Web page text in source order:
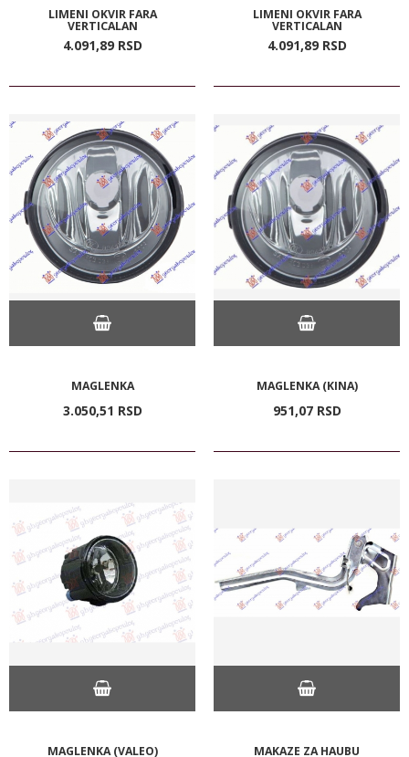
LIMENI OKVIR FARA
VERTICALAN
4.091,89 RSD
LIMENI OKVIR FARA
VERTICALAN
4.091,89 RSD
MAGLENKA
3.050,51 RSD
MAGLENKA (KINA)
951,07 RSD
MAGLENKA (VALEO) MAKAZE ZA HAUBU